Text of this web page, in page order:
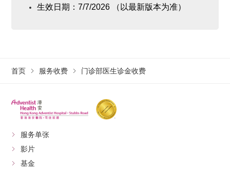
生效日期：7/7/2026 （以最新版本为准）
首页 服务收费 门诊部医生诊金收费
服务单张
影片
基金